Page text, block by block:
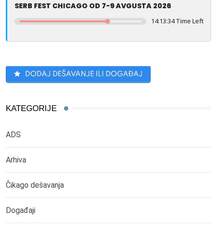
SERB FEST CHICAGO OD 7-9 AVGUSTA 2026
14:13:33 Time Left
KATEGORIJE
ADS
Arhiva
Čikago dešavanja
Događaji